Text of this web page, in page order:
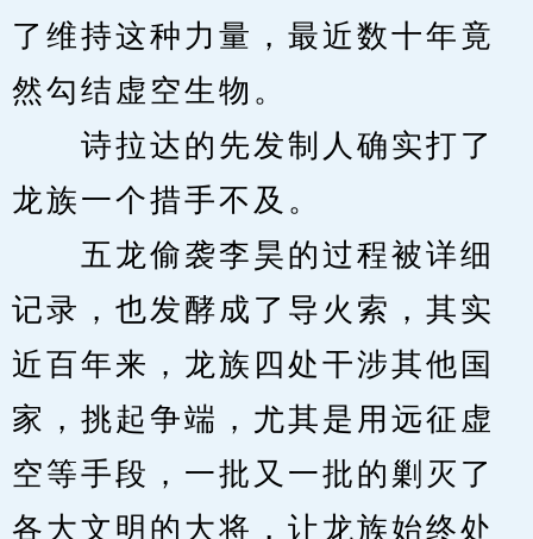
了维持这种力量，最近数十年竟
然勾结虚空生物。
诗拉达的先发制人确实打了
龙族一个措手不及。
五龙偷袭李昊的过程被详细
记录，也发酵成了导火索，其实
近百年来，龙族四处干涉其他国
家，挑起争端，尤其是用远征虚
空等手段，一批又一批的剿灭了
各大文明的大将，让龙族始终处